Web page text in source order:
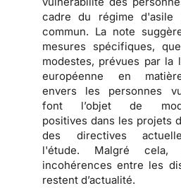
cadre du régime d'asile
commun. La note
mesures spécifiques,
modestes, prévues par la
européenne en
envers les personnes
font l’objet de
positives dans les projets
des directives
l'étude. Malgré cela,
incohérences entre les
restent d’actualité.